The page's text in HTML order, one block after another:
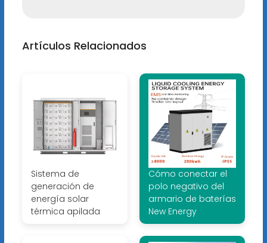
Artículos Relacionados
Sistema de
generación de
energía solar
térmica apilada
Cómo conectar el
polo negativo del
armario de baterías
New Energy